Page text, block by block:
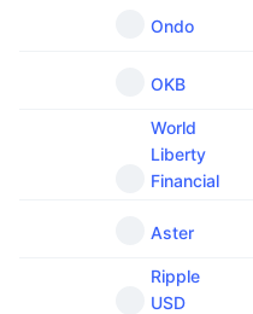
Ondo
OKB
World
Liberty
Financial
Aster
Ripple
USD